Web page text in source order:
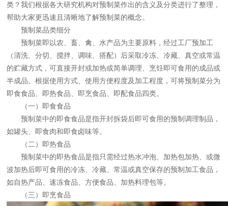
类？我们根据各大研究机构对预制菜作出的含义及分类进行了整理，
帮助大家更迅速且清晰地了解预制菜的概念。
预制菜品类细分
预制菜即以农、畜、禽、水产品为主要原料，经过工厂预加工
（清洗、分切、搅拌、调味、搭配）后采取冷冻、冷藏、真空或常温
的贮藏方式，可直接开封或加热或简单调理、烹饪即可食用的成品或
半成品。根据使用方式、使用方便程度及加工程度，可将预制菜分为
即食食品、即热食品、即烹食品、即配食品四类。
（一）即食食品
预制菜中的即食食品是指开封拆袋后即可食用的预制调理制品，
如罐头、即食肉和即食卤味等。
（二）即热食品
预制菜中的即热食品是指只需经过热水冲泡、加热包加热、或微
波加热后即可食用的冷冻、冷藏、常温或真空保存的预制加工食品，
如自热产品、速冻食品、方便食品、加热料理包等。
（三）即烹食品